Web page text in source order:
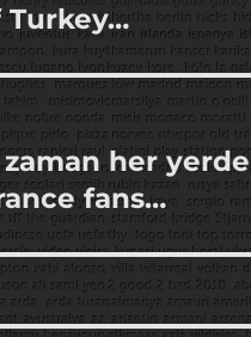
Turkey…
her yerde
fans…